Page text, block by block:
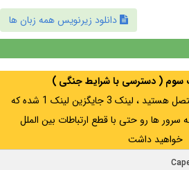
دانلود زیرنویس همه زبان ها
سوم ( دسترسی با شرایط جنگی )
اگر از ایران به آدرس مخفی متصل هستید ، لینک 3 جایگزین لینک 1 شده که
ها رو حتی با قطع ارتباطات بین الملل
خواهید داشت